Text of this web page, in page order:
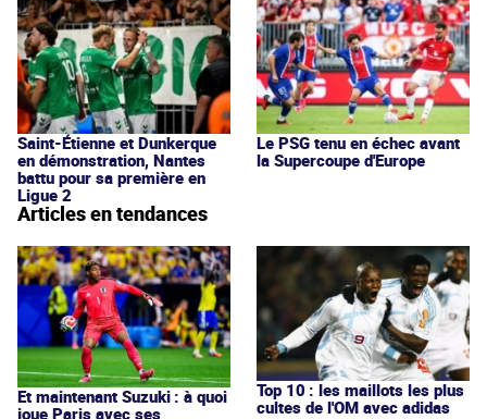
Saint-Étienne et Dunkerque
en démonstration, Nantes
battu pour sa première en
Ligue 2
Le PSG tenu en échec avant
la Supercoupe d'Europe
Articles en tendances
Et maintenant Suzuki : à quoi
joue Paris avec ses
Top 10 : les maillots les plus
cultes de l'OM avec adidas